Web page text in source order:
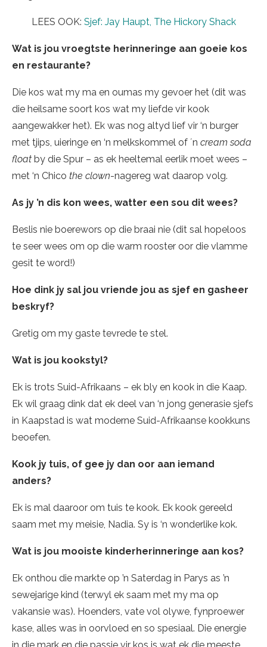
LEES OOK: Sjef: Jay Haupt, The Hickory Shack
Wat is jou vroegtste herinneringe aan goeie kos
en restaurante?
Die kos wat my ma en oumas my gevoer het (dit was
die heilsame soort kos wat my liefde vir kook
aangewakker het). Ek was nog altyd lief vir ‘n burger
met tjips, uieringe en ‘n melkskommel of ´n cream soda
float by die Spur – as ek heeltemal eerlik moet wees –
met ‘n Chico the clown-nagereg wat daarop volg.
As jy ’n dis kon wees, watter een sou dit wees?
Beslis nie boerewors op die braai nie (dit sal hopeloos
te seer wees om op die warm rooster oor die vlamme
gesit te word!)
Hoe dink jy sal jou vriende jou as sjef en gasheer
beskryf?
Gretig om my gaste tevrede te stel.
Wat is jou kookstyl?
Ek is trots Suid-Afrikaans – ek bly en kook in die Kaap.
Ek wil graag dink dat ek deel van ‘n jong generasie sjefs
in Kaapstad is wat moderne Suid-Afrikaanse kookkuns
beoefen.
Kook jy tuis, of gee jy dan oor aan iemand
anders?
Ek is mal daaroor om tuis te kook. Ek kook gereeld
saam met my meisie, Nadia. Sy is ‘n wonderlike kok.
Wat is jou mooiste kinderherinneringe aan kos?
Ek onthou die markte op ’n Saterdag in Parys as ’n
sewejarige kind (terwyl ek saam met my ma op
vakansie was). Hoenders, vate vol olywe, fynproewer
kase, alles was in oorvloed en so spesiaal. Die energie